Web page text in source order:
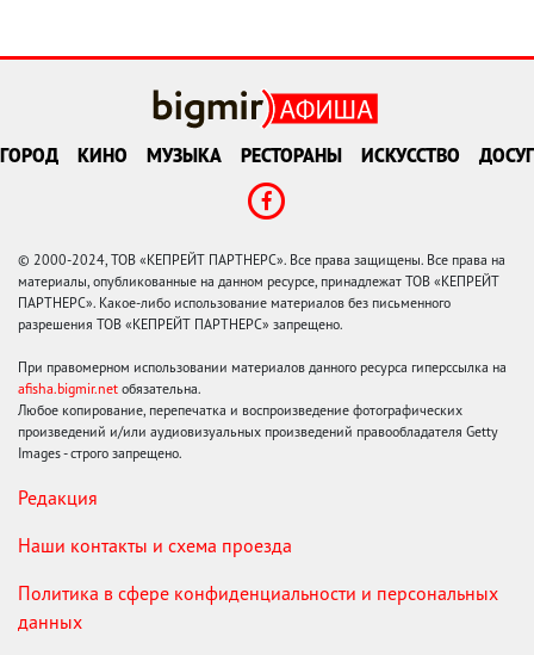
ГОРОД КИНО МУЗЫКА РЕСТОРАНЫ ИСКУССТВО ДОСУГ
© 2000-2024, ТОВ «КЕПРЕЙТ ПАРТНЕРС». Все права защищены. Все права на
материалы, опубликованные на данном ресурсе, принадлежат ТОВ «КЕПРЕЙТ
ПАРТНЕРС». Какое-либо использование материалов без письменного
разрешения ТОВ «КЕПРЕЙТ ПАРТНЕРС» запрещено.
При правомерном использовании материалов данного ресурса гиперссылка на
afisha.bigmir.net обязательна.
Любое копирование, перепечатка и воспроизведение фотографических
произведений и/или аудиовизуальных произведений правообладателя Getty
Images - строго запрещено.
Редакция
Наши контакты и схема проезда
Политика в сфере конфиденциальности и персональных
данных